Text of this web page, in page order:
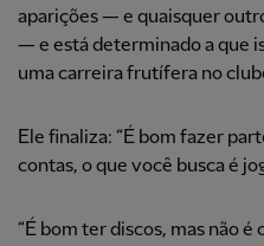
aparições — e quaisquer
— e está determinado a que
uma carreira frutífera no
Ele finaliza: “É bom fazer
contas, o que você busca é
“É bom ter discos, mas não